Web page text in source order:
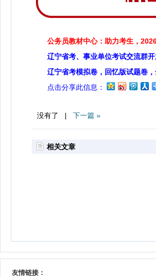
公务员教材中心：助力考生，
辽宁省考、事业单位考试交流群
辽宁省考模拟卷，回忆版试题卷
点击分享此信息：
没有了 | 下一篇 »
相关文章
友情链接：